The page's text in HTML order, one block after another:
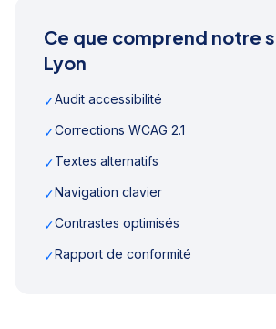
Ce que comprend notre
Lyon
✓Audit accessibilité
✓Corrections WCAG 2.1
✓Textes alternatifs
✓Navigation clavier
✓Contrastes optimisés
✓Rapport de conformité